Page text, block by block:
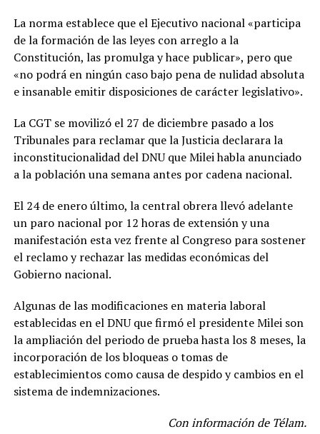
La norma establece que el Ejecutivo nacional «participa
de la formación de las leyes con arreglo a la
Constitución, las promulga y hace publicar», pero que
«no podrá en ningún caso bajo pena de nulidad absoluta
e insanable emitir disposiciones de carácter legislativo».
La CGT se movilizó el 27 de diciembre pasado a los
Tribunales para reclamar que la Justicia declarara la
inconstitucionalidad del DNU que Milei habla anunciado
a la población una semana antes por cadena nacional.
El 24 de enero último, la central obrera llevó adelante
un paro nacional por 12 horas de extensión y una
manifestación esta vez frente al Congreso para sostener
el reclamo y rechazar las medidas económicas del
Gobierno nacional.
Algunas de las modificaciones en materia laboral
establecidas en el DNU que firmó el presidente Milei son
la ampliación del periodo de prueba hasta los 8 meses, la
incorporación de los bloqueas o tomas de
establecimientos como causa de despido y cambios en el
sistema de indemnizaciones.
Con información de Télam.